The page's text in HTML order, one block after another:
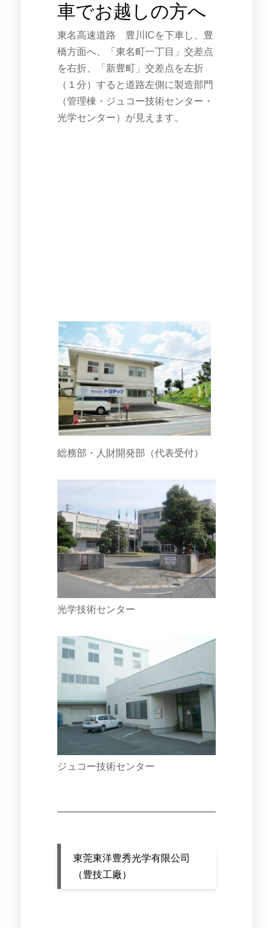
車でお越しの方へ
東名高速道路 豊川ICを下車し、豊
橋方面へ、「東名町一丁目」交差点
を右折、「新豊町」交差点を左折
（１分）すると道路左側に製造部門
（管理棟・ジュコー技術センター・
光学センター）が見えます。
総務部・人財開発部（代表受付）
光学技術センター
ジュコー技術センター
東莞東洋豊秀光学有限公司
（豊技工廠）